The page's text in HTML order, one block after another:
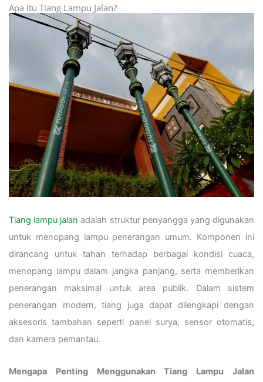
Apa Itu Tiang Lampu Jalan?
Tiang lampu jalan adalah struktur penyangga yang digunakan
untuk menopang lampu penerangan umum. Komponen ini
dirancang untuk tahan terhadap berbagai kondisi cuaca,
menopang lampu dalam jangka panjang, serta memberikan
penerangan maksimal untuk area publik. Dalam sistem
penerangan modern, tiang juga dapat dilengkapi dengan
aksesoris tambahan seperti panel surya, sensor otomatis,
dan kamera pemantau.
Mengapa Penting Menggunakan Tiang Lampu Jalan